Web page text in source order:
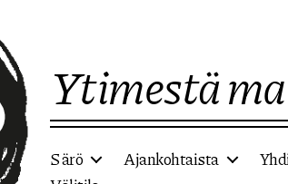
Ytimestä
Särö Ajankohtaista